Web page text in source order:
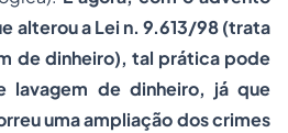
alterou a Lei n. 9.613/98 (trata
de dinheiro), tal prática pode
lavagem de dinheiro, já que
uma ampliação dos crimes